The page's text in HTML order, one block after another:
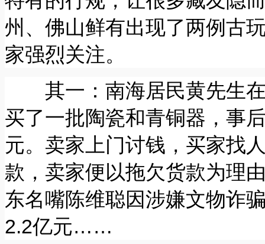
州、佛山鲜有出现了两例古
家强烈关注。
其一：南海居民黄先生在
买了一批陶瓷和青铜器，事
元。卖家上门讨钱，买家找
款，卖家便以拖欠货款为理
东名嘴陈维聪因涉嫌文物诈
2.2亿元……